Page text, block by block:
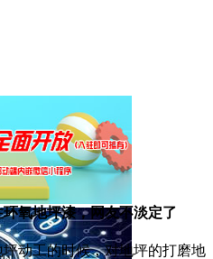
氧地坪漆，网友不淡定了
动工的时候，对地坪的打磨地